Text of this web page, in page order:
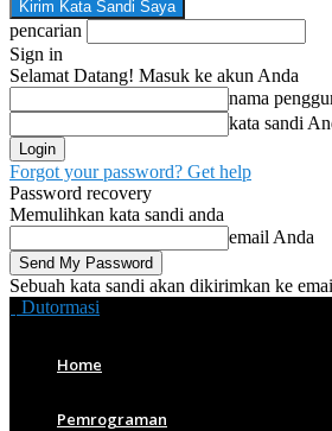
pencarian
Sign in
Selamat Datang! Masuk ke akun Anda
nama
kata sandi
Forgot your password? Get help
Password recovery
Memulihkan kata sandi anda
email Anda
Sebuah kata sandi akan dikirimkan ke
Dutormasi
Home
Pemrograman